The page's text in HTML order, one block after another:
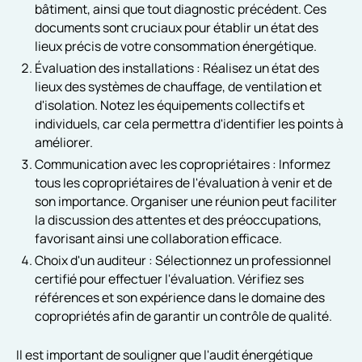
bâtiment, ainsi que tout diagnostic précédent. Ces
documents sont cruciaux pour établir un état des
lieux précis de votre consommation énergétique.
Évaluation des installations : Réalisez un état des
lieux des systèmes de chauffage, de ventilation et
d'isolation. Notez les équipements collectifs et
individuels, car cela permettra d'identifier les points à
améliorer.
Communication avec les copropriétaires : Informez
tous les copropriétaires de l'évaluation à venir et de
son importance. Organiser une réunion peut faciliter
la discussion des attentes et des préoccupations,
favorisant ainsi une collaboration efficace.
Choix d'un auditeur : Sélectionnez un professionnel
certifié pour effectuer l'évaluation. Vérifiez ses
références et son expérience dans le domaine des
copropriétés afin de garantir un contrôle de qualité.
Il est important de souligner que l'audit énergétique